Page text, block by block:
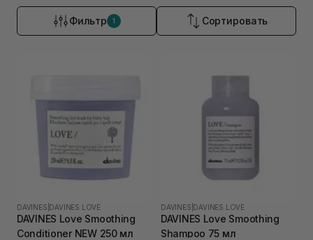
Фильтр 1 Сортировать
DAVINES DAVINES LOVE
DAVINES Love Smoothing
Conditioner NEW 250 мл
DAVINES DAVINES LOVE
DAVINES Love Smoothing
Shampoo 75 мл